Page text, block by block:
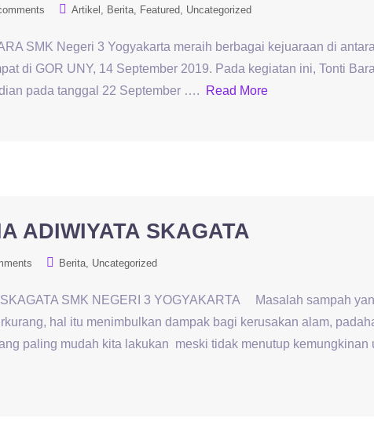
Artikel Berita Featured Uncategorized
SMK Negeri 3 Yogyakarta meraih berbagai kejuaraan di
di GOR UNY, 14 September 2019. Pada kegiatan ini, Tonti
pada tanggal 22 September ….
Read More
ADIWIYATA SKAGATA
Berita Uncategorized
SMK NEGERI 3 YOGYAKARTA Masalah sampah
hal itu menimbulkan dampak bagi kerusakan alam,
paling mudah kita lakukan meski tidak menutup